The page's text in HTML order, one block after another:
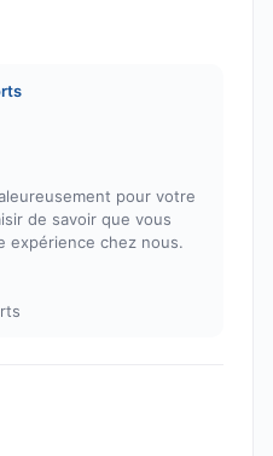
pour votre
de savoir que vous
expérience chez nous.